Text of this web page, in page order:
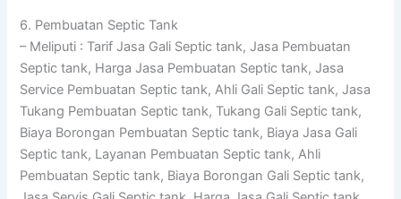
6. Pembuatan Septic Tank
– Meliputi : Tarif Jasa Gali Septic tank, Jasa Pembuatan
Septic tank, Harga Jasa Pembuatan Septic tank, Jasa
Service Pembuatan Septic tank, Ahli Gali Septic tank, Jasa
Tukang Pembuatan Septic tank, Tukang Gali Septic tank,
Biaya Borongan Pembuatan Septic tank, Biaya Jasa Gali
Septic tank, Layanan Pembuatan Septic tank, Ahli
Pembuatan Septic tank, Biaya Borongan Gali Septic tank,